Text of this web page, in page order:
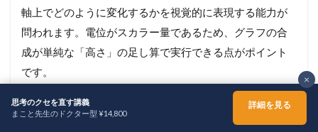
軸上でどのように変化するかを視覚的に表現する能力が
問われます。電位がスカラー量であるため、グラフの合
成が単純な「高さ」の足し算で実行できる点がポイント
です。
問題を解く上で鍵となる物理法則や概念は以下の通りで
×
思考のクセを直す講義
まこと先生のドクター型 ¥14,800
詳細を見る